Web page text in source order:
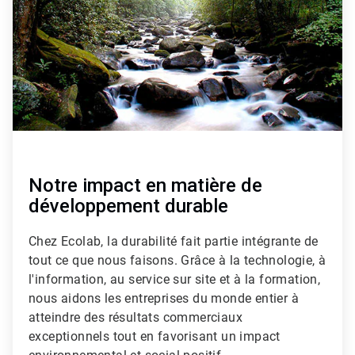
c
l
e
T
i
l
e
2
d
Notre impact en matière de
développement durable
Chez Ecolab, la durabilité fait partie intégrante de
tout ce que nous faisons. Grâce à la technologie, à
l'information, au service sur site et à la formation,
nous aidons les entreprises du monde entier à
atteindre des résultats commerciaux
exceptionnels tout en favorisant un impact